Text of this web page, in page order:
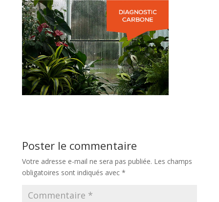
Poster le commentaire
Votre adresse e-mail ne sera pas publiée. Les champs
obligatoires sont indiqués avec *